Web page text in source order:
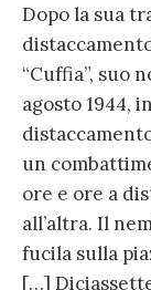
Dopo la sua
“Cuffia”, suo
agosto 1944,
un
ore e ore a
all’altra. Il
fucila sulla
[…]